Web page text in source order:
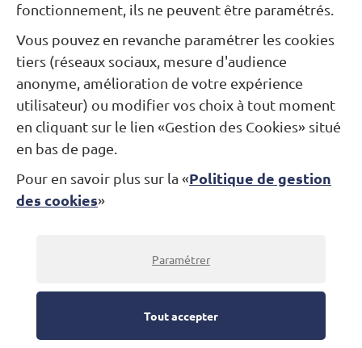
fonctionnement, ils ne peuvent être paramétrés.
Vous pouvez en revanche paramétrer les cookies
tiers (réseaux sociaux, mesure d'audience
anonyme, amélioration de votre expérience
utilisateur) ou modifier vos choix à tout moment
en cliquant sur le lien «Gestion des Cookies» situé
en bas de page.
Pour en savoir plus sur la «Politique de gestion
des cookies»
Paramétrer
Tout accepter
7